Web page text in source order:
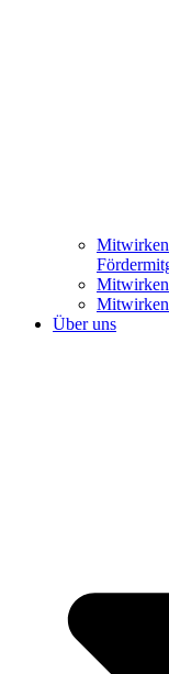
Mitwirken
Mitwirken
Über uns